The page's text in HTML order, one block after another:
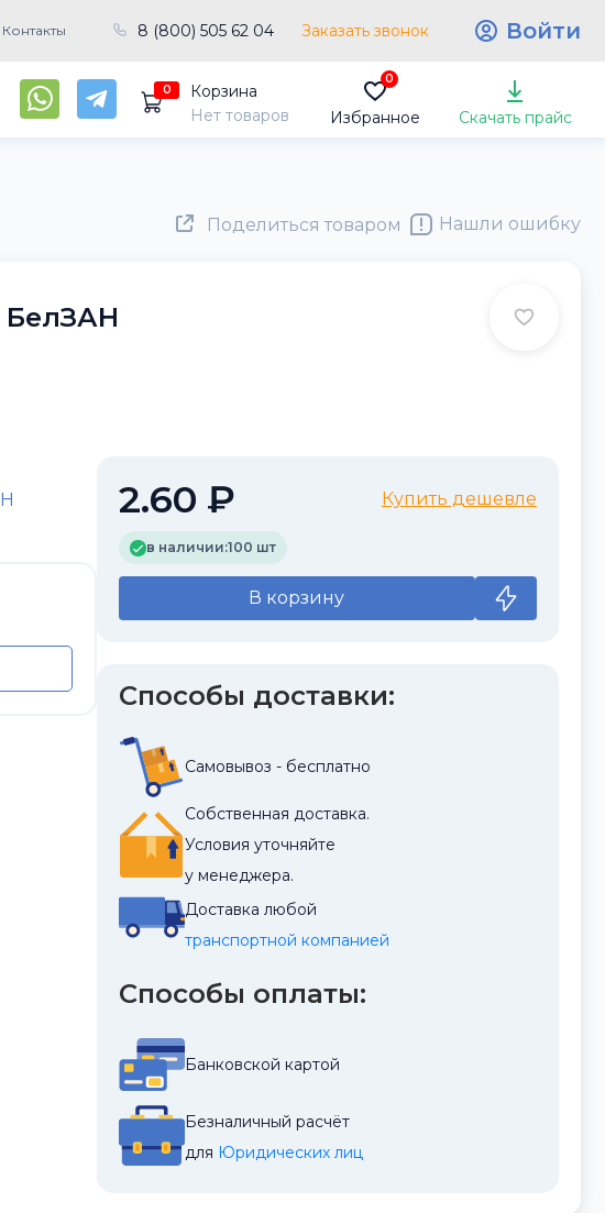
Контакты 8 (800) 505 62 04 Заказать звонок Войти
0
Корзина
Нет товаров
0
Избранное Скачать прайс
Поделиться товаром Нашли ошибку
БелЗАН
2.60 ₽ Купить дешевле
в наличии:100 шт
В корзину
Способы доставки:
Самовывоз - бесплатно
Собственная доставка.
Условия уточняйте
у менеджера.
Доставка любой
транспортной компанией
Способы оплаты:
Банковской картой
Безналичный расчёт
для Юридических лиц